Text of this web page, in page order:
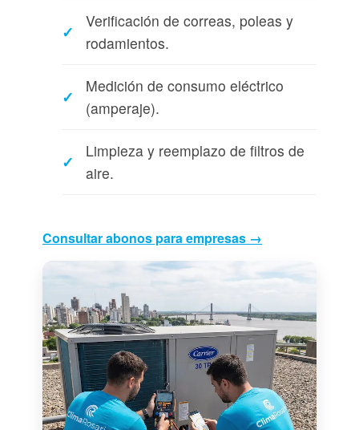
Verificación de correas, poleas y
rodamientos.
Medición de consumo eléctrico
(amperaje).
Limpieza y reemplazo de filtros de
aire.
Consultar abonos para empresas →